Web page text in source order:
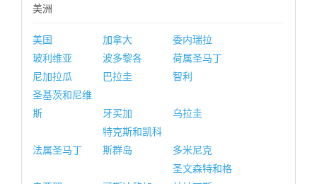
美洲
美国 加拿大
委内瑞拉
玻利维亚
波多黎各
荷属圣马丁
尼加拉瓜
巴拉圭
智利
圣基茨和尼维
斯
牙买加 乌拉圭
法属圣马丁
特克斯和凯科
斯群岛
多米尼克
圣文森特和格